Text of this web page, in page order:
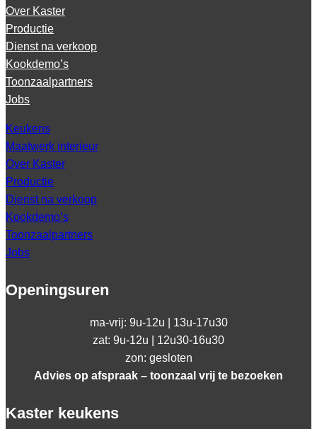
Over Kaster
Productie
Dienst na verkoop
Kookdemo’s
Toonzaalpartners
Jobs
Keukens
Maatwerk interieur
Over Kaster
Productie
Dienst na verkoop
Kookdemo’s
Toonzaalpartners
Jobs
Openingsuren
ma-vrij: 9u-12u | 13u-17u30
zat: 9u-12u | 12u30-16u30
zon: gesloten
Advies op afspraak – toonzaal vrij te bezoeken
Kaster keukens